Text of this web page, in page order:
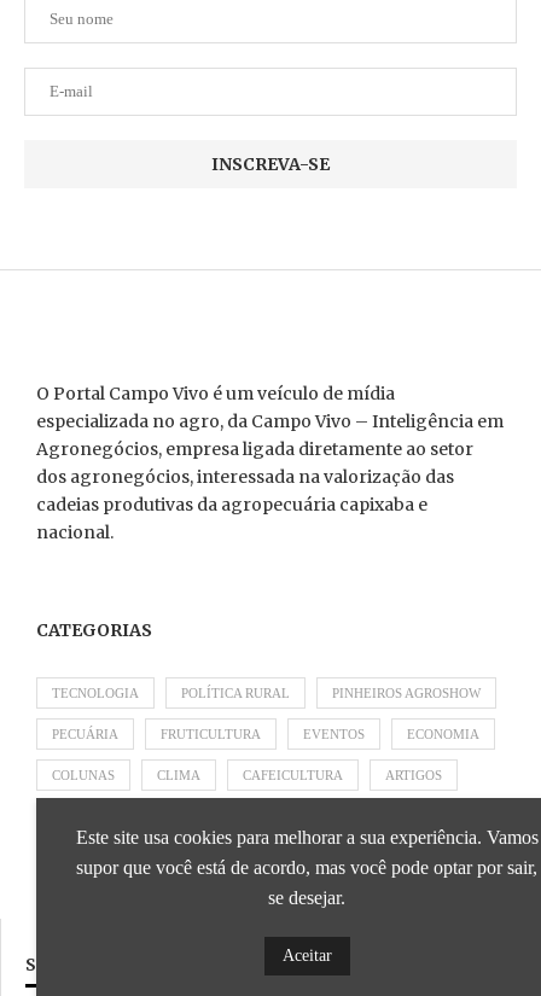
O Portal Campo Vivo é um veículo de mídia
especializada no agro, da Campo Vivo – Inteligência em
Agronegócios, empresa ligada diretamente ao setor
dos agronegócios, interessada na valorização das
cadeias produtivas da agropecuária capixaba e
nacional.
CATEGORIAS
TECNOLOGIA POLÍTICA RURAL PINHEIROS AGROSHOW
PECUÁRIA FRUTICULTURA EVENTOS ECONOMIA
COLUNAS CLIMA CAFEICULTURA ARTIGOS
APRESENTADO POR BRAPEX
SIGA NOSSAS REDES SOCIAIS
Este site usa cookies para melhorar a sua experiência. Vamos
supor que você está de acordo, mas você pode optar por sair,
se desejar.
Aceitar